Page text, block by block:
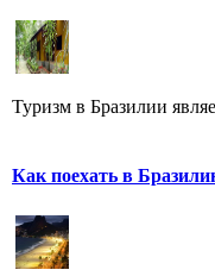
Туризм в Бразилии
Как поехать в